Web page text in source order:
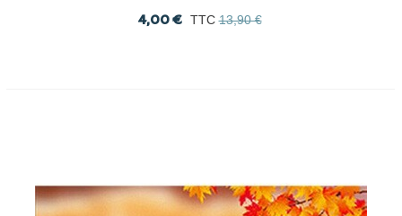
4,00 € TTC 13,90 €